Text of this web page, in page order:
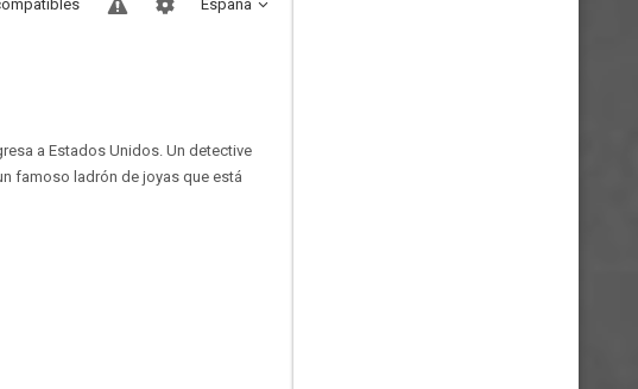
España
a Estados Unidos. Un detective
famoso ladrón de joyas que está